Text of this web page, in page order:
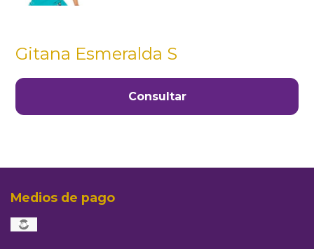
Gitana Esmeralda S
Consultar
Medios de pago